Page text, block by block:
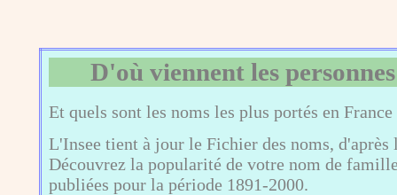
D'où viennent les
Et quels sont les noms les plus portés en
L'Insee tient à jour le Fichier des noms,
Découvrez la popularité de votre nom de
publiées pour la période 1891-2000.